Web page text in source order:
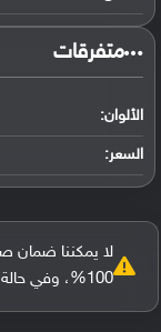
‏متفرقات‏
الألوان:
السعر:
لا يمكننا ضمان
100%، وفي حالة وجود خطأ يُرجى